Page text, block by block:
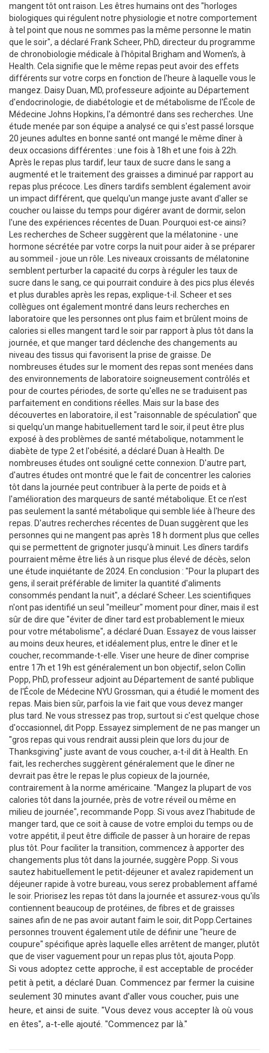
mangent tôt ont raison. Les êtres humains ont des "horloges
biologiques qui régulent notre physiologie et notre comportement
à tel point que nous ne sommes pas la même personne le matin
que le soir", a déclaré Frank Scheer, PhD, directeur du programme
de chronobiologie médicale à l'hôpital Brigham and Women's, à
Health. Cela signifie que le même repas peut avoir des effets
différents sur votre corps en fonction de l'heure à laquelle vous le
mangez. Daisy Duan, MD, professeure adjointe au Département
d'endocrinologie, de diabétologie et de métabolisme de l'École de
Médecine Johns Hopkins, l'a démontré dans ses recherches. Une
étude menée par son équipe a analysé ce qui s'est passé lorsque
20 jeunes adultes en bonne santé ont mangé le même dîner à
deux occasions différentes : une fois à 18h et une fois à 22h.
Après le repas plus tardif, leur taux de sucre dans le sang a
augmenté et le traitement des graisses a diminué par rapport au
repas plus précoce. Les dîners tardifs semblent également avoir
un impact différent, que quelqu'un mange juste avant d'aller se
coucher ou laisse du temps pour digérer avant de dormir, selon
l'une des expériences récentes de Duan. Pourquoi est-ce ainsi?
Les recherches de Scheer suggèrent que la mélatonine - une
hormone sécrétée par votre corps la nuit pour aider à se préparer
au sommeil - joue un rôle. Les niveaux croissants de mélatonine
semblent perturber la capacité du corps à réguler les taux de
sucre dans le sang, ce qui pourrait conduire à des pics plus élevés
et plus durables après les repas, explique-t-il. Scheer et ses
collègues ont également montré dans leurs recherches en
laboratoire que les personnes ont plus faim et brûlent moins de
calories si elles mangent tard le soir par rapport à plus tôt dans la
journée, et que manger tard déclenche des changements au
niveau des tissus qui favorisent la prise de graisse. De
nombreuses études sur le moment des repas sont menées dans
des environnements de laboratoire soigneusement contrôlés et
pour de courtes périodes, de sorte qu'elles ne se traduisent pas
parfaitement en conditions réelles. Mais sur la base des
découvertes en laboratoire, il est "raisonnable de spéculation" que
si quelqu'un mange habituellement tard le soir, il peut être plus
exposé à des problèmes de santé métabolique, notamment le
diabète de type 2 et l'obésité, a déclaré Duan à Health. De
nombreuses études ont souligné cette connexion. D'autre part,
d'autres études ont montré que le fait de concentrer les calories
tôt dans la journée peut contribuer à la perte de poids et à
l'amélioration des marqueurs de santé métabolique. Et ce n’est
pas seulement la santé métabolique qui semble liée à l'heure des
repas. D'autres recherches récentes de Duan suggèrent que les
personnes qui ne mangent pas après 18 h dorment plus que celles
qui se permettent de grignoter jusqu'à minuit. Les dîners tardifs
pourraient même être liés à un risque plus élevé de décès, selon
une étude inquiétante de 2024. En conclusion : "Pour la plupart des
gens, il serait préférable de limiter la quantité d'aliments
consommés pendant la nuit", a déclaré Scheer. Les scientifiques
n'ont pas identifié un seul "meilleur" moment pour dîner, mais il est
sûr de dire que "éviter de dîner tard est probablement le mieux
pour votre métabolisme", a déclaré Duan. Essayez de vous laisser
au moins deux heures, et idéalement plus, entre le dîner et le
coucher, recommande-t-elle. Viser une heure de dîner comprise
entre 17h et 19h est généralement un bon objectif, selon Collin
Popp, PhD, professeur adjoint au Département de santé publique
de l'École de Médecine NYU Grossman, qui a étudié le moment des
repas. Mais bien sûr, parfois la vie fait que vous devez manger
plus tard. Ne vous stressez pas trop, surtout si c'est quelque chose
d'occasionnel, dit Popp. Essayez simplement de ne pas manger un
"gros repas qui vous rendrait aussi plein que lors du jour de
Thanksgiving" juste avant de vous coucher, a-t-il dit à Health. En
fait, les recherches suggèrent généralement que le dîner ne
devrait pas être le repas le plus copieux de la journée,
contrairement à la norme américaine. "Mangez la plupart de vos
calories tôt dans la journée, près de votre réveil ou même en
milieu de journée", recommande Popp. Si vous avez l'habitude de
manger tard, que ce soit à cause de votre emploi du temps ou de
votre appétit, il peut être difficile de passer à un horaire de repas
plus tôt. Pour faciliter la transition, commencez à apporter des
changements plus tôt dans la journée, suggère Popp. Si vous
sautez habituellement le petit-déjeuner et avalez rapidement un
déjeuner rapide à votre bureau, vous serez probablement affamé
le soir. Priorisez les repas tôt dans la journée et assurez-vous qu'ils
contiennent beaucoup de protéines, de fibres et de graisses
saines afin de ne pas avoir autant faim le soir, dit Popp.Certaines
personnes trouvent également utile de définir une "heure de
coupure" spécifique après laquelle elles arrêtent de manger, plutôt
que de viser vaguement pour un repas plus tôt, ajouta Popp.
Si vous adoptez cette approche, il est acceptable de procéder
petit à petit, a déclaré Duan. Commencez par fermer la cuisine
seulement 30 minutes avant d'aller vous coucher, puis une
heure, et ainsi de suite. "Vous devez vous accepter là où vous
en êtes", a-t-elle ajouté. "Commencez par là."